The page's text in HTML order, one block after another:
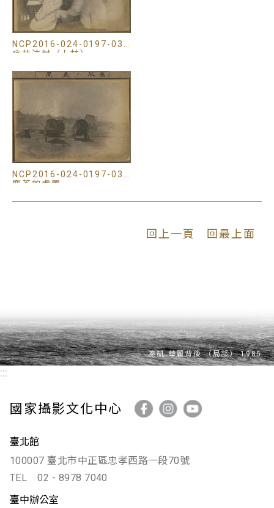
NCP2016-024-0197-032
疫苗注射（士林）
NCP2016-024-0197-036
塵芥的處置
回上一頁 回最上面
:::
國家攝影文化中心
臺北館
100007 臺北市中正區忠孝西路一段70號
TEL
02 - 8978 7040
臺中辦公室